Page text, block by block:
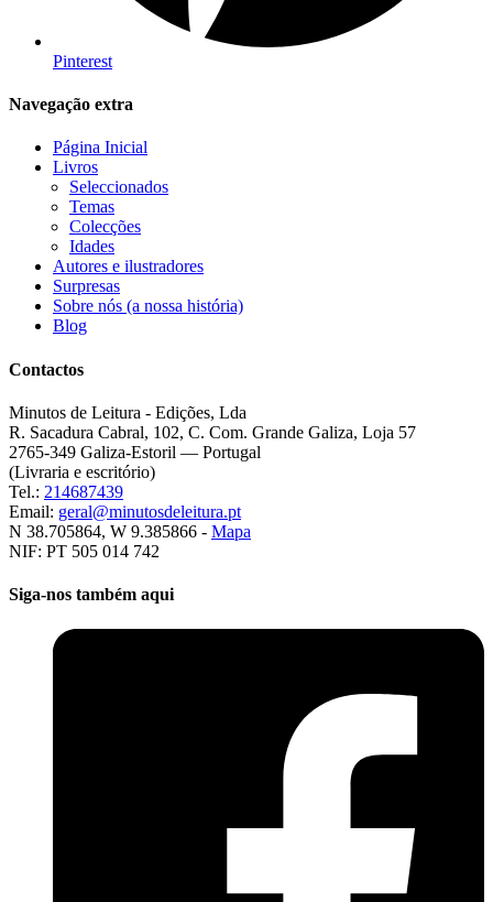
Pinterest
Navegação extra
Página Inicial
Livros
Seleccionados
Temas
Colecções
Idades
Autores e ilustradores
Surpresas
Sobre nós (a nossa história)
Blog
Contactos
Minutos de Leitura - Edições, Lda
R. Sacadura Cabral, 102, C. Com. Grande Galiza, Loja 57
2765-349 Galiza-Estoril — Portugal
(Livraria e escritório)
Tel.: 214687439
Email: geral@minutosdeleitura.pt
N 38.705864, W 9.385866 - Mapa
NIF: PT 505 014 742
Siga-nos também aqui